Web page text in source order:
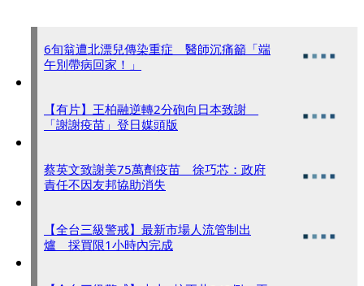
6旬翁遭北漂兒傳染重症 醫師沉痛籲「端
午別帶病回家！」
【有片】王柏融逆轉2分砲向日本致謝
「謝謝疫苗」登日媒頭版
蔡英文致謝美75萬劑疫苗 徐巧芯：政府
責任不因友邦協助消失
【全台三級警戒】最新市場人流管制出
爐 採買限1小時內完成